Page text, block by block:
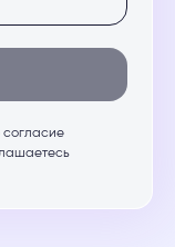
согласие